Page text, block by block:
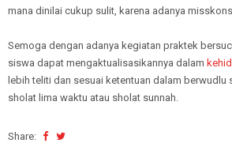
mana dinilai cukup sulit, karena adanya
Semoga dengan adanya kegiatan praktek
siswa dapat mengaktualisasikannya dalam
lebih teliti dan sesuai ketentuan dalam berwudlu
sholat lima waktu atau sholat sunnah.
Share: